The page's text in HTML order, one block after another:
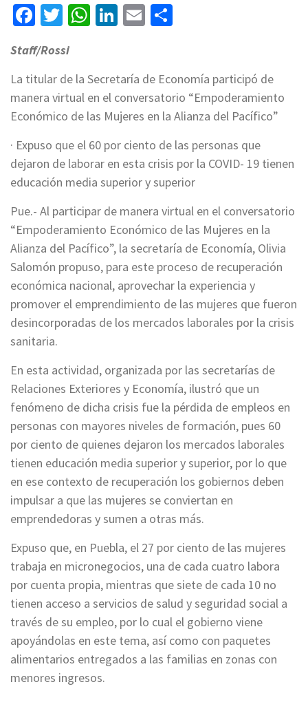
Facebook
Twitter
WhatsApp
LinkedIn
Email
Staff/Rossi
La titular de la Secretaría de Economía participó de
manera virtual en el conversatorio “Empoderamiento
Económico de las Mujeres en la Alianza del Pacífico”
· Expuso que el 60 por ciento de las personas que
dejaron de laborar en esta crisis por la COVID- 19 tienen
educación media superior y superior
Pue.- Al participar de manera virtual en el conversatorio
“Empoderamiento Económico de las Mujeres en la
Alianza del Pacífico”, la secretaría de Economía, Olivia
Salomón propuso, para este proceso de recuperación
económica nacional, aprovechar la experiencia y
promover el emprendimiento de las mujeres que fueron
desincorporadas de los mercados laborales por la crisis
sanitaria.
En esta actividad, organizada por las secretarías de
Relaciones Exteriores y Economía, ilustró que un
fenómeno de dicha crisis fue la pérdida de empleos en
personas con mayores niveles de formación, pues 60
por ciento de quienes dejaron los mercados laborales
tienen educación media superior y superior, por lo que
en ese contexto de recuperación los gobiernos deben
impulsar a que las mujeres se conviertan en
emprendedoras y sumen a otras más.
Expuso que, en Puebla, el 27 por ciento de las mujeres
trabaja en micronegocios, una de cada cuatro labora
por cuenta propia, mientras que siete de cada 10 no
tienen acceso a servicios de salud y seguridad social a
través de su empleo, por lo cual el gobierno viene
apoyándolas en este tema, así como con paquetes
alimentarios entregados a las familias en zonas con
menores ingresos.